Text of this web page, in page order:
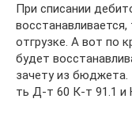
При списании
отгрузке. А вот по
будет
зачету из бюджета.
ть Д-т 60 К-т 91.1